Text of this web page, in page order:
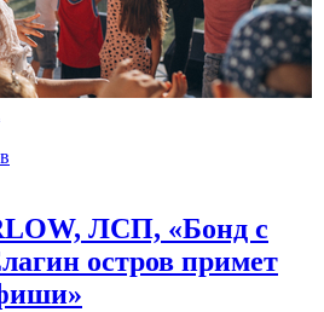
ЛСП, «Бонд с
остров примет